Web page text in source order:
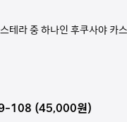
테라 중 하나인 후쿠사야 카
108 (45,000원)